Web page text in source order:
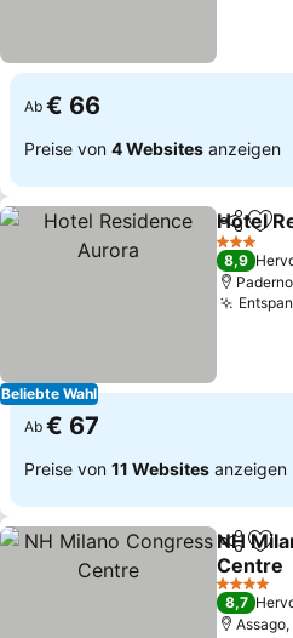
Ab € 66
Preise von 4 Websites anzeigen
Beliebte Wahl
TeilenZu
Hotel
3 Sterne
8,9
Ab € 67
Preise von 11 Websites anzeigen
TeilenZu
NH
Centre
Preise
4 Sterne
8,7